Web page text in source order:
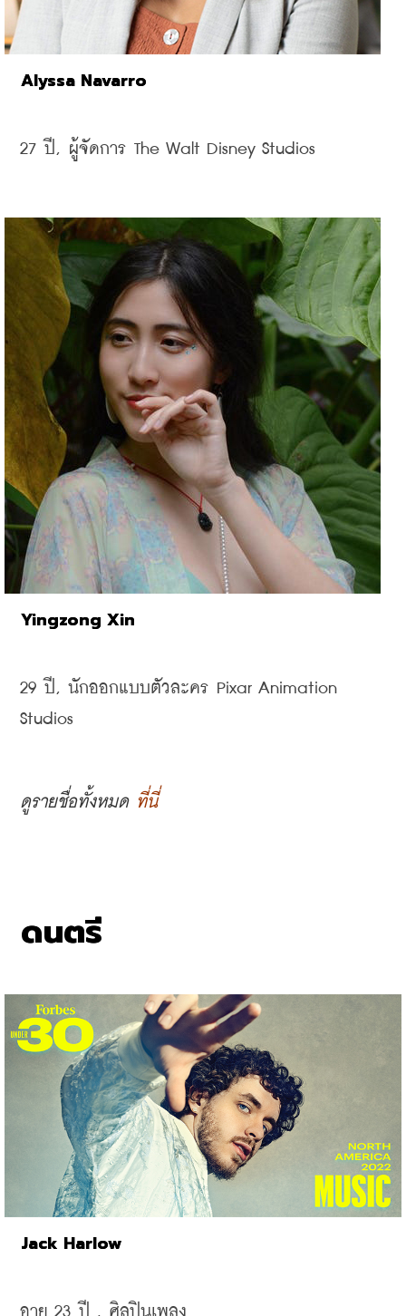
Alyssa Navarro
27 ปี, ผู้จัดการ The Walt Disney Studios
Yingzong Xin
29 ปี, นักออกแบบตัวละคร Pixar Animation
Studios
ดูรายชื่อทั้งหมด ที่นี่
ดนตรี
Jack Harlow
อายุ 23 ปี , ศิลปินเพลง